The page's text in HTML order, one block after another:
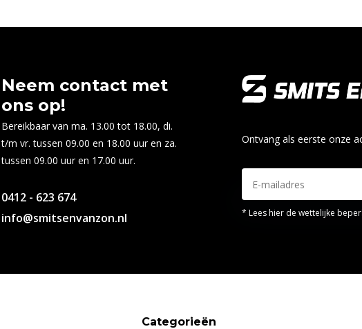
Neem contact met
ons op!
Bereikbaar van ma. 13.00 tot 18.00, di.
t/m vr. tussen 09.00 en 18.00 uur en za.
tussen 09.00 uur en 17.00 uur.
0412 - 623 674
info@smitsenvanzon.nl
Ontvang als eerste onze
* Lees hier de wettelijke
Categorieën